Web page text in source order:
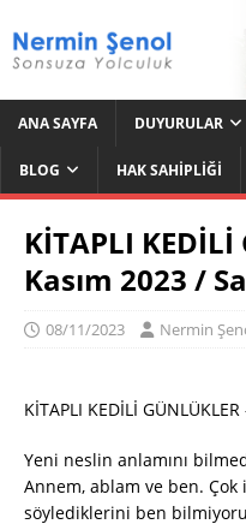
ANA SAYFA DUYURULAR
BLOG HAK SAHIPLIĞI
KİTAPLI KEDİLİ
Kasım 2023 /
08/11/2023 Nermin
KİTAPLI KEDİLİ
Yeni neslin anlamını
Annem, ablam ve ben.
söylediklerini ben